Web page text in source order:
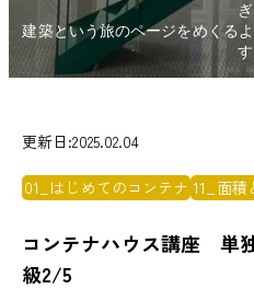
ぎ
建築という旅のページをめくる
す
更新日:2025.02.04
01_はじめてのコンテナ 11_面積
コンテナハウス講座 単
級2/5